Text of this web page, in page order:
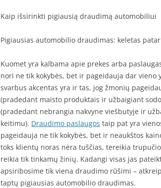
Kaip išsirinkti pigiausią draudimą automobiliui
Pigiausias automobilio draudimas: keletas
Kuomet yra kalbama apie prekes arba
nori ne tik kokybės, bet ir pageidauja dar vieno
svarbus akcentas yra ir tas, jog žmonių
(pradedant maisto produktais ir užbaigiant
(pradedant nebrangia nakvyne viešbutyje ir
keitimu). Draudimo paslaugos taip pat yra
pageidauja ne tik kokybės, bet ir neaukštos
toks klientų noras nėra tuščias, tereikia
reikia tik tinkamų žinių. Kadangi visas jas
apsiribosime tik viena draudimo rūšimi –
taptų pigiausias automobilio draudimas.